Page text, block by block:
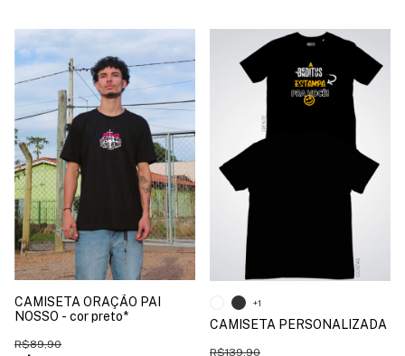
CAMISETA ORAÇÃO PAI
NOSSO - cor preto*
R$89,90
CAMISETA PERSONALIZADA
R$139,90
+1